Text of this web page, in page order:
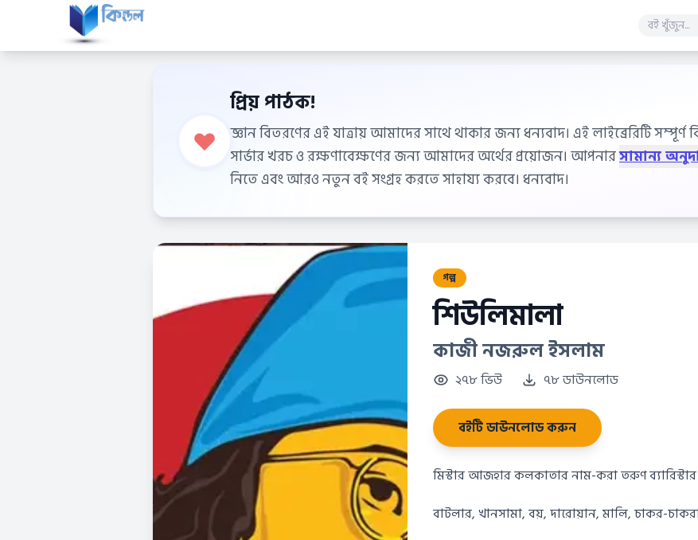
প্রিয় পাঠক!
জ্ঞান বিতরণের এই যাত্রায় আমাদের সাথে থাকার জন্য ধন্যবাদ। এই লাইব্রেরিটি সম্পূর্ণ
সার্ভার খরচ ও রক্ষণাবেক্ষণের জন্য আমাদের অর্থের প্রয়োজন। আপনার
সামান্য
নিতে এবং আরও নতুন বই সংগ্রহ করতে সাহায্য করবে। ধন্যবাদ।
গল্প
শিউলিমালা
কাজী নজরুল ইসলাম
২৭৮ ভিউ ৭৮ ডাউনলোড
বইটি ডাউনলোড করুন
মিস্টার আজহার কলকাতার নাম-করা তরুণ
বাটলার, খানসামা, বয়, দারোয়ান, মালি, চাকর-